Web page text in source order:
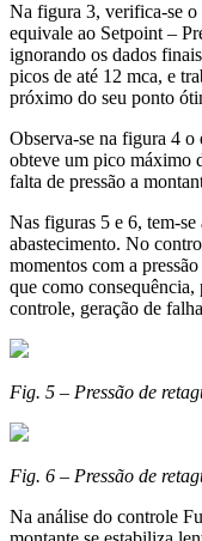
Na figura 3, verifica-se o
equivale ao Setpoint –
ignorando os dados
picos de até 12 mca, e
próximo do seu ponto
Observa-se na figura 4 o
obteve um pico máximo
falta de pressão a
Nas figuras 5 e 6, tem-se
abastecimento. No
momentos com a
que como consequência,
controle, geração de
Fig. 5 – Pressão de
Fig. 6 – Pressão de
Na análise do controle